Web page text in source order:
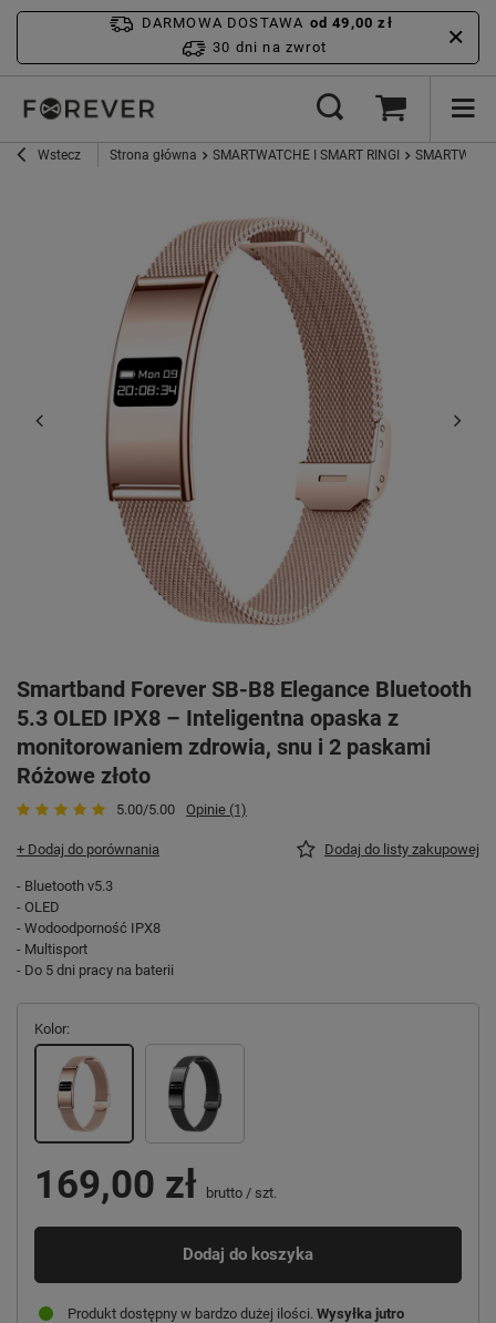
DARMOWA DOSTAWA od 49,00 zł
30 dni na zwrot
Wstecz Strona główna SMARTWATCHE I SMART RINGI
Smartband Forever SB-B8 Elegance Bluetooth
5.3 OLED IPX8 – Inteligentna opaska z
monitorowaniem zdrowia, snu i 2 paskami
Różowe złoto
5.00/5.00 Opinie (1)
+ Dodaj do porównania Dodaj do listy zakupowej
- Bluetooth v5.3
- OLED
- Wodoodporność IPX8
- Multisport
- Do 5 dni pracy na baterii
Kolor
169,00 zł brutto / szt.
Dodaj do koszyka
Produkt dostępny w bardzo dużej ilości Wysyłka jutro